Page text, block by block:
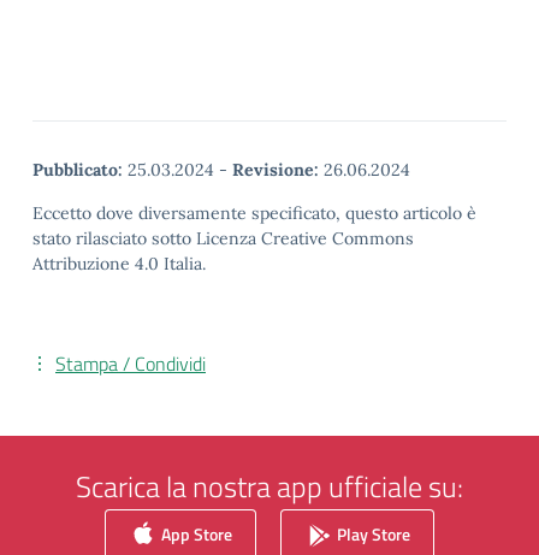
Pubblicato: 25.03.2024 - Revisione: 26.06.2024
Eccetto dove diversamente specificato, questo articolo è
stato rilasciato sotto Licenza Creative Commons
Attribuzione 4.0 Italia.
Stampa / Condividi
Scarica la nostra app ufficiale su:
App Store Play Store